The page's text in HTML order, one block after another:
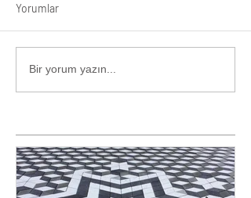
Yorumlar
Bir yorum yazın...